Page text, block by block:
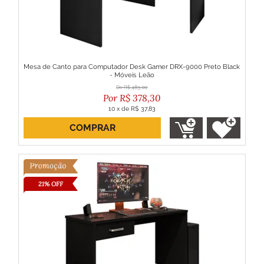
Mesa de Canto para Computador Desk Gamer DRX-9000 Preto Black
- Móveis Leão
R$ 483,00
R$ 378,30
10 x de R$ 37,83
ou R$ 340,47 no boleto
COMPRAR
21% OFF